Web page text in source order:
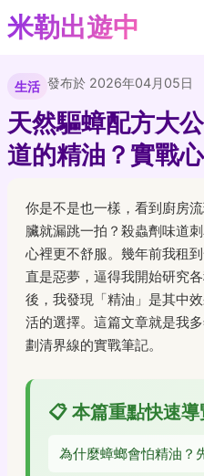
米勒出遊中
生活 發布於 2026年04月05日
天然驅蟑配方大
道的精油？實戰
你是不是也一樣，看到廚房
臟就漏跳一拍？殺蟲劑味道
心裡更不舒服。幾年前我租
直是惡夢，逼得我開始研究
後，我發現「精油」是其中
活的選擇。這篇文章就是我
劃清界線的實戰筆記。
📋 本篇重點快速導
為什麼蟑螂會怕精油？